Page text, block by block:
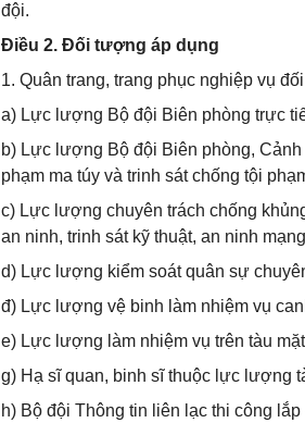
đội.
Điều 2. Đối tượng áp dụng
1. Quân trang, trang phục nghiệp vụ
a) Lực lượng Bộ đội Biên phòng trực
b) Lực lượng Bộ đội Biên phòng,
phạm ma túy và trinh sát chống tội
c) Lực lượng chuyên trách chống
an ninh, trinh sát kỹ thuật, an ninh
d) Lực lượng kiểm soát quân sự
đ) Lực lượng vệ binh làm nhiệm vụ
e) Lực lượng làm nhiệm vụ trên tàu
g) Hạ sĩ quan, binh sĩ thuộc lực lượng
h) Bộ đội Thông tin liên lạc thi công